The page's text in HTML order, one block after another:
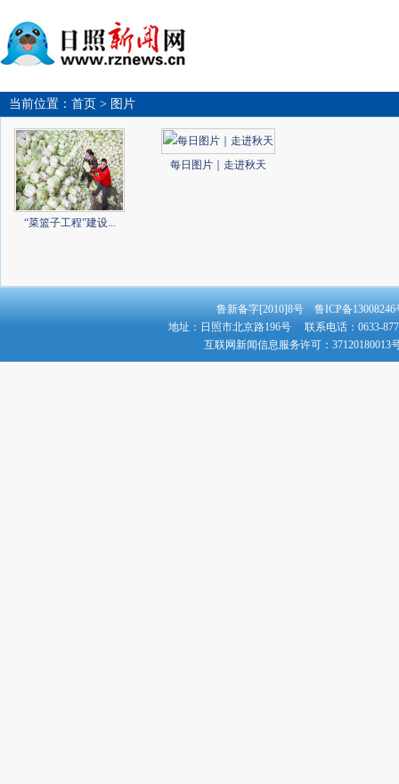
当前位置： 首页 > 图片
“菜篮子工程”建设...
每日图片｜走进秋天
鲁新备字[2010]8号 鲁ICP备
地址：日照市北京路196号 联系电话：0633-
互联网新闻信息服务许可：